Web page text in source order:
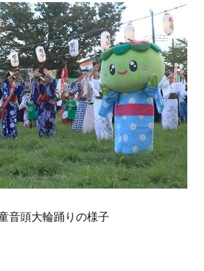
音頭大輪踊りの様子